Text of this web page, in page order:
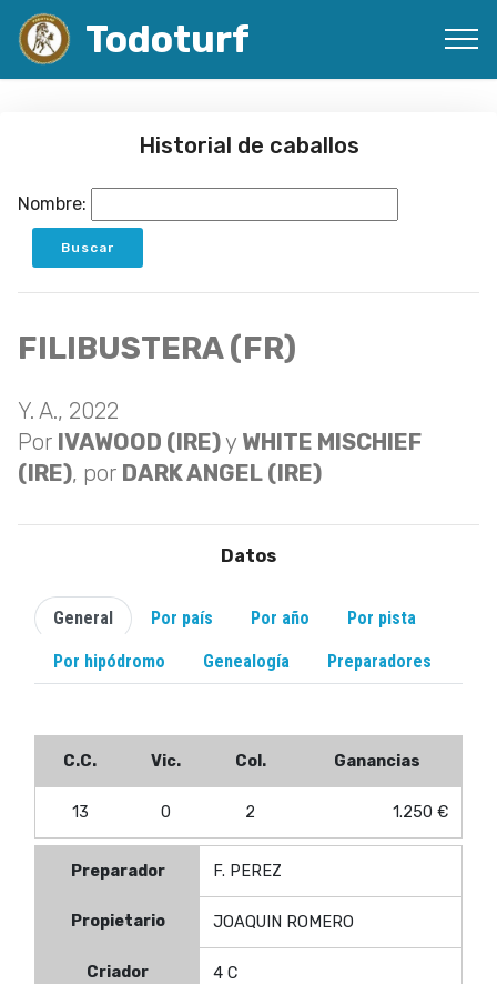
Todoturf
Historial de caballos
Nombre:
FILIBUSTERA (FR)
Y. A., 2022
Por IVAWOOD (IRE)y WHITE MISCHIEF
(IRE), por DARK ANGEL (IRE)
Datos
General Por país Por año Por pista
Por hipódromo Genealogía Preparadores
C.C. Vic. Col. Ganancias
13 0 2 1.250 €
Preparador F. PEREZ
Propietario JOAQUIN ROMERO
Criador 4 C